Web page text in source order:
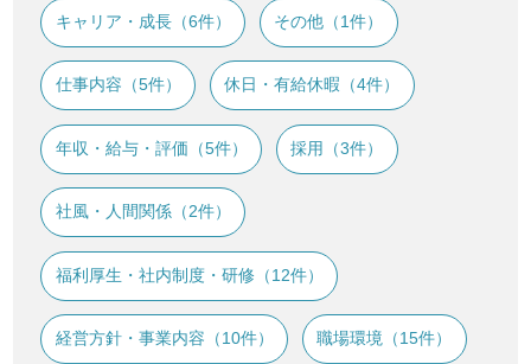
キャリア・成長（6件） その他（1件）
仕事内容（5件） 休日・有給休暇（4件）
年収・給与・評価（5件） 採用（3件）
社風・人間関係（2件）
福利厚生・社内制度・研修（12件）
経営方針・事業内容（10件） 職場環境（15件）